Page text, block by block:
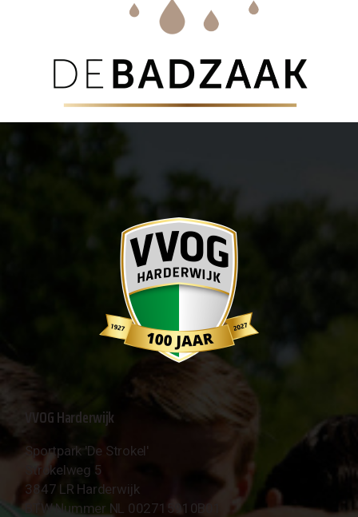
VVOG Harderwijk
Sportpark 'De Strokel'
Strokelweg 5
3847 LR Harderwijk
BTW Nummer NL 002715910B01